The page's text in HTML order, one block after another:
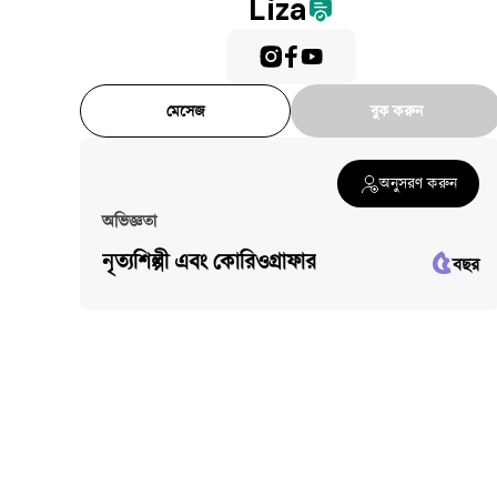
Liza
মেসেজ বুক করুন
অনুসরণ করুন
অভিজ্ঞতা
নৃত্যশিল্পী এবং কোরিওগ্রাফার ৫বছর